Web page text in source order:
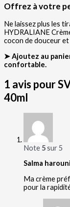
Offrez à votre
Ne laissez plus les
HYDRALIANE
cocon de douceur
➤ Ajoutez au
confortable.
1 avis pour
40ml
Note 5sur 5
Salma harouni
Ma crème
pour la